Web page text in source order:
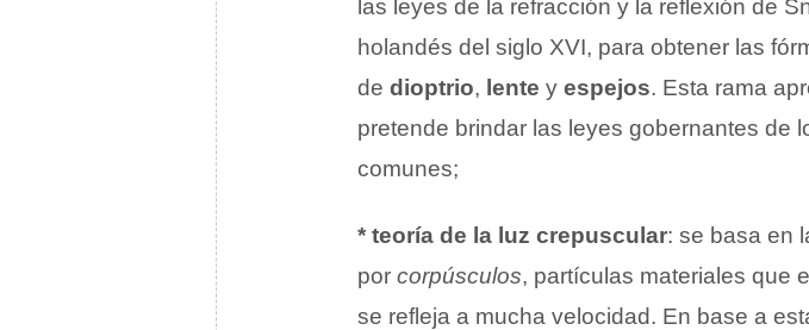
las leyes de la refracción y la reflexión de
holandés del siglo XVI, para obtener las
de dioptrio, lente y espejos. Esta rama
pretende brindar las leyes gobernantes de
comunes;
* teoría de la luz crepuscular: se basa en
por corpúsculos, partículas materiales que
se refleja a mucha velocidad. En base a